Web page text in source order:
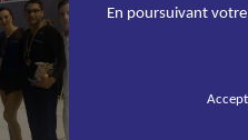
En poursuivant